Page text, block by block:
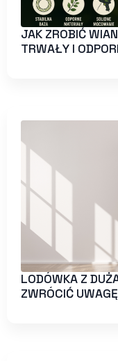
JAK ZROBIĆ
TRWAŁY I
LODÓWKA Z
ZWRÓCIĆ